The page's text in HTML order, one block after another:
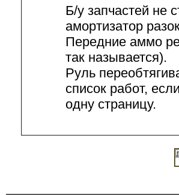
Б/у запчастей не
амортизатор
Передние аммо
так называется).
Руль
список работ,
одну страницу.